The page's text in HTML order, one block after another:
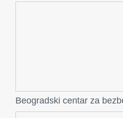
Beogradski centar za